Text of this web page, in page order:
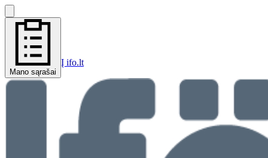
Mano sąrašai
Į ifo.lt